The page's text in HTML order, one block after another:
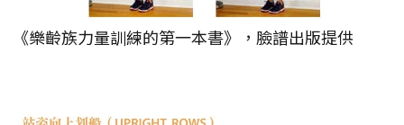
《樂齡族力量訓練的第一本書》，臉譜出版提供